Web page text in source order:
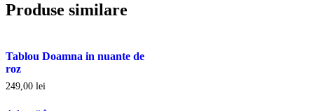
Produse similare
Tablou Doamna in nuante de
roz
249,00 lei